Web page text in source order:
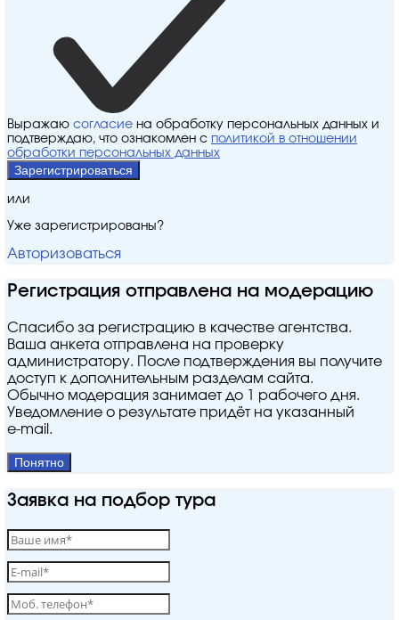
Выражаю согласие на обработку персональных данных и
подтверждаю, что ознакомлен с политикой в отношении
обработки персональных данных
Зарегистрироваться
или
Уже зарегистрированы?
Авторизоваться
Регистрация отправлена на модерацию
Спасибо за регистрацию в качестве агентства.
Ваша анкета отправлена на проверку
администратору. После подтверждения вы получите
доступ к дополнительным разделам сайта.
Обычно модерация занимает до 1 рабочего дня.
Уведомление о результате придёт на указанный
e‑mail.
Понятно
Заявка на подбор тура